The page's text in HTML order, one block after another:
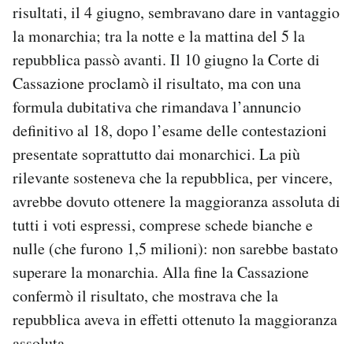
risultati, il 4 giugno, sembravano dare in vantaggio
la monarchia; tra la notte e la mattina del 5 la
repubblica passò avanti. Il 10 giugno la Corte di
Cassazione proclamò il risultato, ma con una
formula dubitativa che rimandava l’annuncio
definitivo al 18, dopo l’esame delle contestazioni
presentate soprattutto dai monarchici. La più
rilevante sosteneva che la repubblica, per vincere,
avrebbe dovuto ottenere la maggioranza assoluta di
tutti i voti espressi, comprese schede bianche e
nulle (che furono 1,5 milioni): non sarebbe bastato
superare la monarchia. Alla fine la Cassazione
confermò il risultato, che mostrava che la
repubblica aveva in effetti ottenuto la maggioranza